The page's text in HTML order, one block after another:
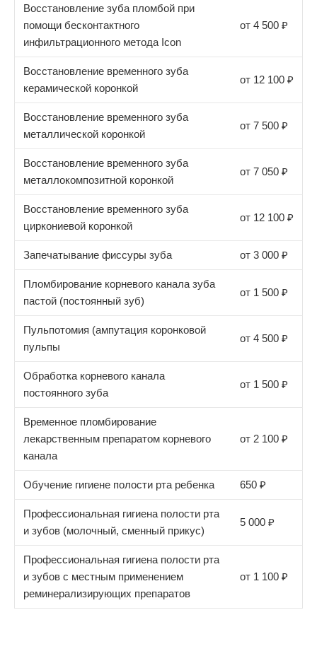
Восстановление зуба пломбой при
помощи бесконтактного
инфильтрационного метода Icon
от 4 500 ₽
Восстановление временного зуба
керамической коронкой
от 12 100 ₽
Восстановление временного зуба
металлической коронкой
от 7 500 ₽
Восстановление временного зуба
металлокомпозитной коронкой
от 7 050 ₽
Восстановление временного зуба
циркониевой коронкой
от 12 100 ₽
Запечатывание фиссуры зуба от 3 000 ₽
Пломбирование корневого канала зуба
пастой (постоянный зуб)
от 1 500 ₽
Пульпотомия (ампутация коронковой
пульпы
от 4 500 ₽
Обработка корневого канала
постоянного зуба
от 1 500 ₽
Временное пломбирование
лекарственным препаратом корневого
канала
от 2 100 ₽
Обучение гигиене полости рта ребенка 650 ₽
Профессиональная гигиена полости рта
и зубов (молочный, сменный прикус)
5 000 ₽
Профессиональная гигиена полости рта
и зубов с местным применением
реминерализирующих препаратов
от 1 100 ₽